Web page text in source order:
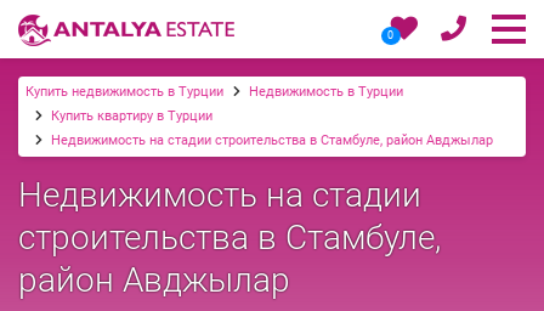
0
Купить недвижимость в Турции
Недвижимость в Турции
Купить квартиру в Турции
Недвижимость на стадии строительства в Стамбуле, район Авджылар
Недвижимость на стадии
строительства в Стамбуле,
район Авджылар